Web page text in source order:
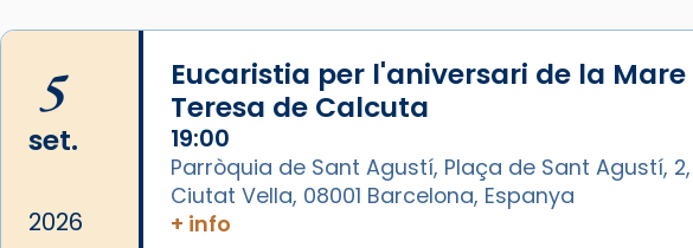
Imatge: Generada amb IA
(OpenAI)
Video
View on Facebook
Arquebisbat de Barcelona
1 week ago
5
set.
2026
Eucaristia per l'aniversari de la Mare
Teresa de Calcuta
19:00
Parròquia de Sant Agustí, Plaça de Sant Agustí, 2,
Ciutat Vella, 08001 Barcelona, Espanya
+ info